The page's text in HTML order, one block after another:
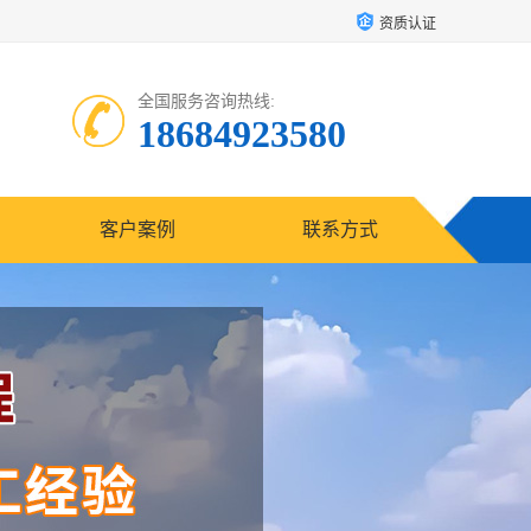
资质认证
全国服务咨询热线:
18684923580
客户案例 联系方式